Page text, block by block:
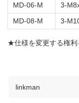
MD-06-M
3-
MD-08-M
3-
★仕様を変更する権利